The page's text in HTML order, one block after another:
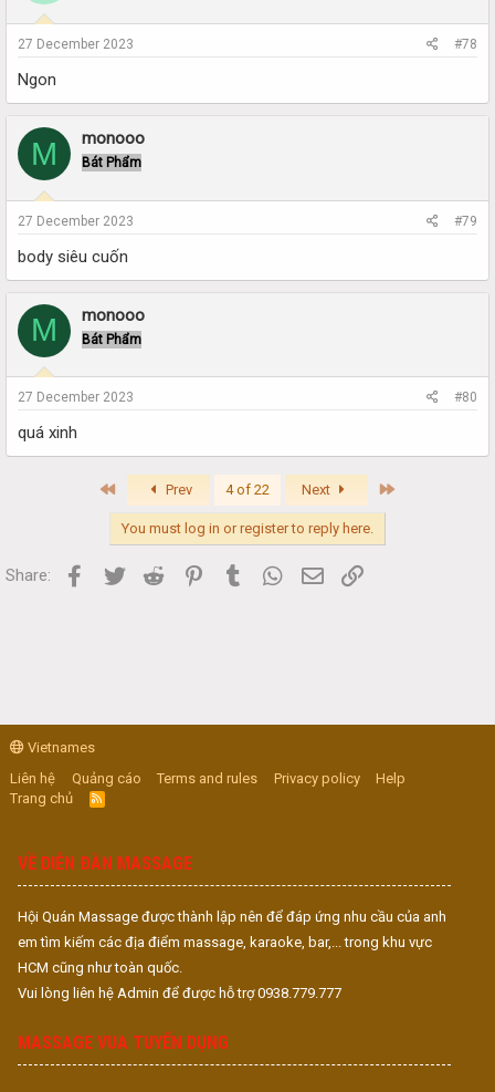
27 December 2023 #78
Ngon
M monooo
Bát Phẩm
27 December 2023 #79
body siêu cuốn
M monooo
Bát Phẩm
27 December 2023 #80
quá xinh
Prev 4 of 22 Next
You must log in or register to reply here.
Share: Facebook
Twitter Reddit PinterestTumblr WhatsApp
Email
Vietnames
Liên hệ
Quảng cáo Terms and rules Privacy policy
Help
Trang chủ
R
S
VỀ DIỄN ĐÀN MASSAGE
Hội Quán Massage được thành lập nên để đáp ứng nhu cầu của anh
em tìm kiếm các địa điểm massage, karaoke, bar,... trong khu vực
HCM cũng như toàn quốc.
Vui lòng liên hệ Admin để được hỗ trợ 0938.779.777
MASSAGE VUA TUYỂN DỤNG